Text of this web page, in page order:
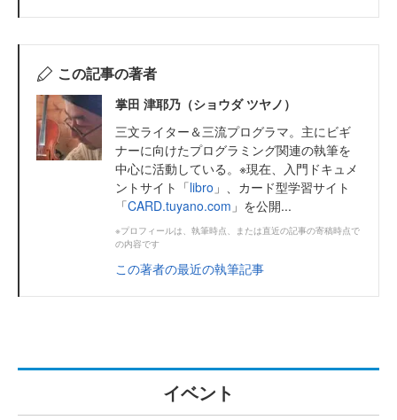
この記事の著者
掌田 津耶乃（ショウダ ツヤノ）
三文ライター＆三流プログラマ。主にビギ
ナーに向けたプログラミング関連の執筆を
中心に活動している。※現在、入門ドキュメ
ントサイト「libro 」、カード型学習サイト
「CARD.tuyano.com 」を公開...
※プロフィールは、執筆時点、または直近の記事の寄稿時点で
の内容です
この著者の最近の執筆記事
イベント